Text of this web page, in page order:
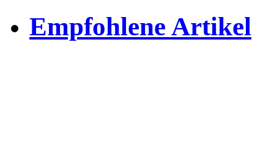
Empfohlene Artikel